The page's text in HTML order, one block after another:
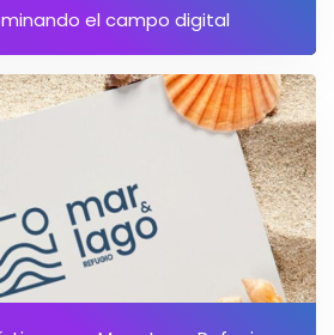
el campo digital